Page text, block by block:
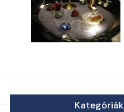
Kategóriák